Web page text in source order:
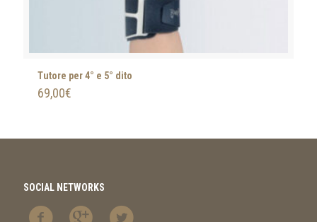
Tutore per 4° e 5° dito
69,00€
SOCIAL NETWORKS